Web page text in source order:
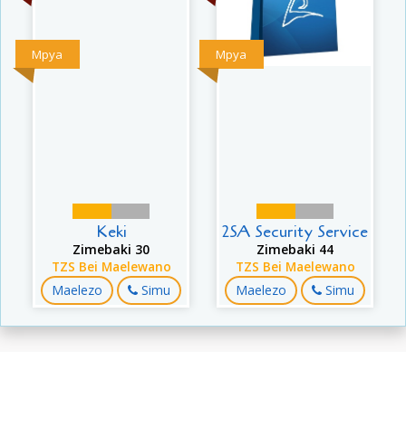
Mpya
Keki
Zimebaki 30
TZS Bei Maelewano
Maelezo Simu
Mpya
2SA Security Service
Zimebaki 44
TZS Bei Maelewano
Maelezo Simu